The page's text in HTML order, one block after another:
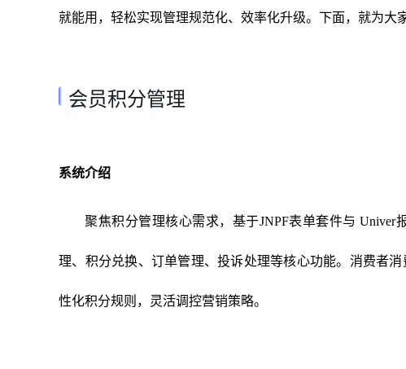
就能用，轻松实现管理规范化、效率化升级。下面，就为大
会员积分管理
系统介绍
聚焦积分管理核心需求，基于JNPF表单套件与
理、积分兑换、订单管理、投诉处理等核心功能。消费者
性化积分规则，灵活调控营销策略。